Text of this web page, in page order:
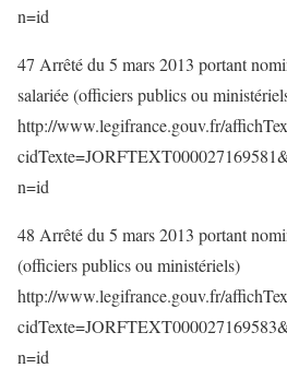
n=id
47 Arrêté du 5 mars 2013 portant
salariée (officiers publics ou
http://www.legifrance.gouv.fr/
n=id
48 Arrêté du 5 mars 2013 portant
(officiers publics ou ministériels)
http://www.legifrance.gouv.fr/
n=id